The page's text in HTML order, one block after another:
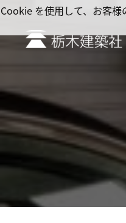
Cookie を使用して、お客